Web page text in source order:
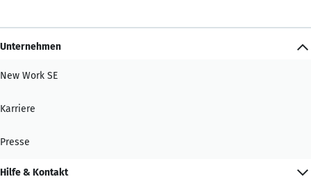
Unternehmen
New Work SE
Karriere
Presse
Hilfe & Kontakt